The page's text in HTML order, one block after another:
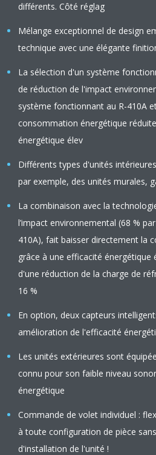
différents. Côté réglag
Mélange exceptionnel de design
technique avec une élégante
La sélection d'un système
de réduction de l'impact
système fonctionnant au R-410A
consommation énergétique
énergétique élev
Différents types d'unités
par exemple, des unités murales,
La combinaison avec la
l’impact environnemental (68 %
410A), fait baisser directement la
grâce à une efficacité énergétique
d'une réduction de la charge de
16 %
En option, deux capteurs
amélioration de l'efficacité
Les unités extérieures sont
connu pour son faible niveau
énergétique
Commande de volet individuel :
à toute configuration de pièce
d'installation de l'unité !